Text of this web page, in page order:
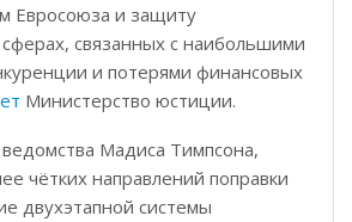
Евросоюза и защиту
связанных с наибольшими
и потерями финансовых
Министерство юстиции.
Мадиса Тимпсона,
чётких направлений поправки
двухэтапной системы